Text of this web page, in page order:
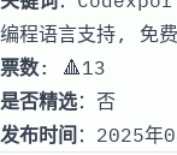
编程语言支持, 免
票数: 🔺13
是否精选：否
发布时间 ：2025年